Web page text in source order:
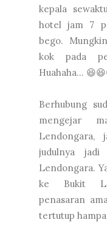
kepala
hotel jam 7
bego.
kok pada
Huahaha...
Berhubung
mengejar
Lendongara,
judulnya
Lendongara.
ke Bukit
penasaran
tertutup